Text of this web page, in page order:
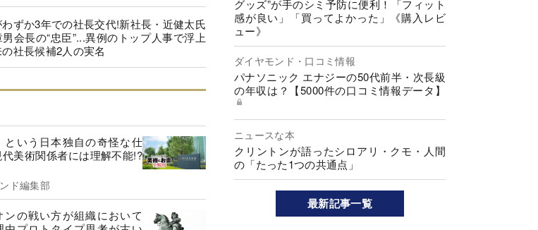
わずか3年での社長交代!新社長・近健太氏
会長の“忠臣”...異例のトップ人事で浮上
社長候補2人の実名
という日本独自の奇怪な仕
美術関係者には理解不能!?
ド編集部
ンの戦い方が組織において
グッズ”が手のシミ予防に便利！「フィット
感が良い」「買ってよかった」《購入レビ
ュー》
ダイヤモンド・口コミ情報
パナソニック エナジーの50代前半・次長級
の年収は？【5000件の口コミ情報データ】
ニュースな本
クリントンが語ったシロアリ・クモ・人間
の「たった1つの共通点」
最新記事一覧